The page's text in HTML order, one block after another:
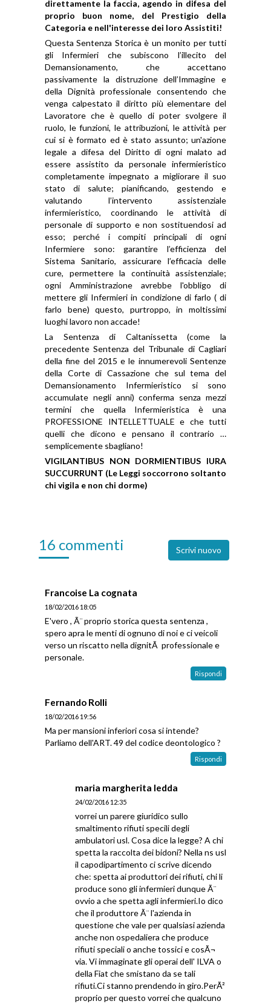
direttamente la faccia, agendo in difesa del
proprio buon nome, del Prestigio della
Categoria e nell'interesse dei loro Assistiti!
Questa Sentenza Storica è un monito per tutti
gli Infermieri che subiscono l’illecito del
Demansionamento, che accettano
passivamente la distruzione dell’Immagine e
della Dignità professionale consentendo che
venga calpestato il diritto più elementare del
Lavoratore che è quello di poter svolgere il
ruolo, le funzioni, le attribuzioni, le attività per
cui si è formato ed è stato assunto; un'azione
legale a difesa del Diritto di ogni malato ad
essere assistito da personale infermieristico
completamente impegnato a migliorare il suo
stato di salute; pianificando, gestendo e
valutando l’intervento assistenziale
infermieristico, coordinando le attività di
personale di supporto e non sostituendosi ad
esso; perché i compiti principali di ogni
Infermiere sono: garantire l’efficienza del
Sistema Sanitario, assicurare l’efficacia delle
cure, permettere la continuità assistenziale;
ogni Amministrazione avrebbe l'obbligo di
mettere gli Infermieri in condizione di farlo ( di
farlo bene) questo, purtroppo, in moltissimi
luoghi lavoro non accade!
La Sentenza di Caltanissetta (come la
precedente Sentenza del Tribunale di Cagliari
della fine del 2015 e le innumerevoli Sentenze
della Corte di Cassazione che sul tema del
Demansionamento Infermieristico si sono
accumulate negli anni) conferma senza mezzi
termini che quella Infermieristica è una
PROFESSIONE INTELLETTUALE e che tutti
quelli che dicono e pensano il contrario …
semplicemente sbagliano!
VIGILANTIBUS NON DORMIENTIBUS IURA
SUCCURRUNT (Le Leggi soccorrono soltanto
chi vigila e non chi dorme)
16 commenti Scrivi nuovo
Francoise La cognata
18/02/2016 18:05
E'vero , Ã¨ proprio storica questa sentenza ,
spero apra le menti di ognuno di noi e ci veicoli
verso un riscatto nella dignitÃ professionale e
personale.
Rispondi
Fernando Rolli
18/02/2016 19:56
Ma per mansioni inferiori cosa si intende?
Parliamo dell'ART. 49 del codice deontologico ?
Rispondi
maria margherita ledda
24/02/2016 12:35
vorrei un parere giuridico sullo
smaltimento rifiuti specili degli
ambulatori usl. Cosa dice la legge? A chi
spetta la raccolta dei bidoni? Nella ns usl
il capodipartimento ci scrive dicendo
che: spetta ai produttori dei rifiuti, chi li
produce sono gli infermieri dunque Ã¨
ovvio a che spetta agli infermieri.Io dico
che il produttore Ã¨ l'azienda in
questione che vale per qualsiasi azienda
anche non ospedaliera che produce
rifiuti speciali o anche tossici e cosÃ¬
via. Vi immaginate gli operai dell' ILVA o
della Fiat che smistano da se tali
rifiuti.Ci stanno prendendo in giro.PerÃ²
proprio per questo vorrei che qualcuno